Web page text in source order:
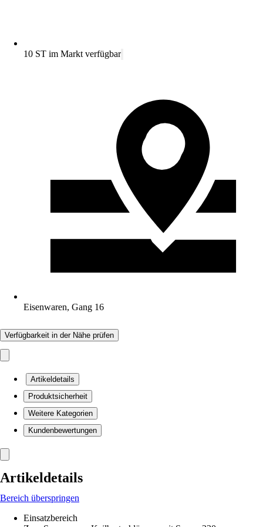
10 ST im Markt verfügbar
Eisenwaren, Gang 16
Verfügbarkeit in der Nähe prüfen
Artikeldetails
Produktsicherheit
Weitere Kategorien
Kundenbewertungen
Artikeldetails
Bereich überspringen
Einsatzbereich